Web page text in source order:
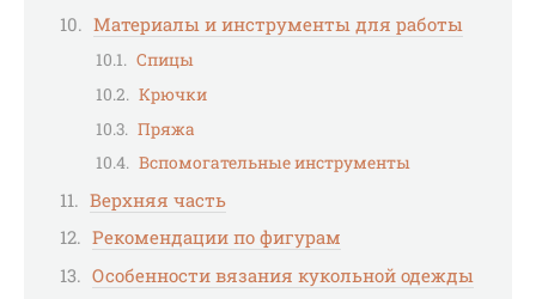
Материалы и инструменты для работы
Спицы
Крючки
Пряжа
Вспомогательные инструменты
Верхняя часть
Рекомендации по фигурам
Особенности вязания кукольной одежды